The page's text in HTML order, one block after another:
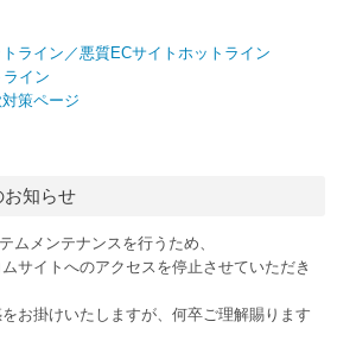
ライン／悪質ECサイトホットライン
イン
策ページ
お知らせ
ムメンテナンスを行うため、
サイトへのアクセスを停止させていただき
お掛けいたしますが、何卒ご理解賜ります